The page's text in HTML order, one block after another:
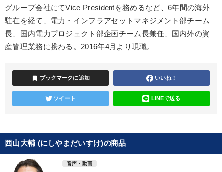
グループ会社にてVice Presidentを務めるなど、6年間の海外
駐在を経て、電力・インフラアセットマネジメント部チーム
長、国内電力プロジェクト部企画チーム長兼任、国内外の資
産管理業務に携わる。2016年4月より現職。
bookmark ブックマークに追加 いいね！
ツイート LINEで送る
西山大輔 (にしやまだいすけ)の商品
音声・動画